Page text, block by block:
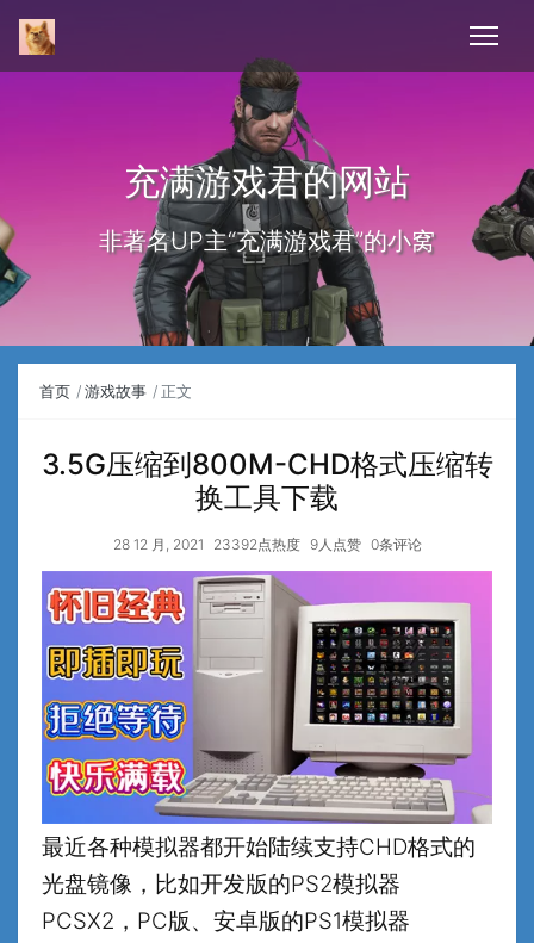
充满游戏君的网站
非著名UP主“充满游戏君”的小窝
首页 游戏故事 正文
3.5G压缩到800M-CHD格式压缩转
换工具下载
28 12 月, 2021 23392点热度 9人点赞 0条评论
最近各种模拟器都开始陆续支持CHD格式的
光盘镜像，比如开发版的PS2模拟器
PCSX2，PC版、安卓版的PS1模拟器